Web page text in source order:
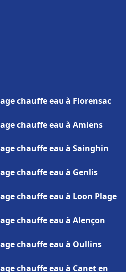
chauffe eau à Florensac
chauffe eau à Amiens
chauffe eau à Sainghin
chauffe eau à Genlis
chauffe eau à Loon Plage
chauffe eau à Alençon
chauffe eau à Oullins
chauffe eau à Canet en